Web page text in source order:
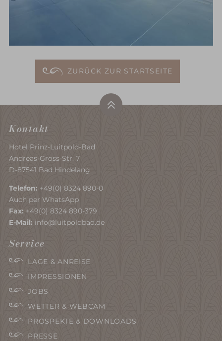
ZURÜCK ZUR STARTSEITE
Kontakt
Hotel Prinz-Luitpold-Bad
Andreas-Gross-Str. 7
D-87541 Bad Hindelang
Telefon: +49(0) 8324 890-0
Auch per WhatsApp
Fax: +49(0) 8324 890-379
E-Mail: info@luitpoldbad.de
Service
LAGE & ANREISE
IMPRESSIONEN
JOBS
WETTER & WEBCAM
PROSPEKTE & DOWNLOADS
PRESSE